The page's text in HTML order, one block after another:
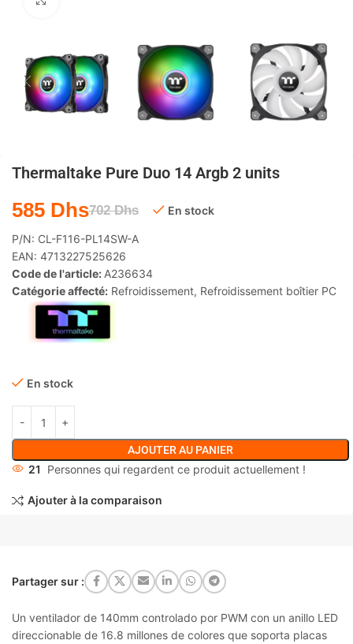
Thermaltake Pure Duo 14 Argb 2 units
702Dhs
585 Dhs En stock
P/N: CL-F116-PL14SW-A
EAN: 4713227525626
Code de l'article: A236634
Catégorie affecté: Refroidissement, Refroidissement boîtier PC
En stock
AJOUTER AU PANIER
21 Personnes qui regardent ce produit actuellement !
Ajouter à la comparaison
Partager sur :
Un ventilador de 140mm controlado por PWM con un anillo LED
direccionable de 16.8 millones de colores que soporta placas